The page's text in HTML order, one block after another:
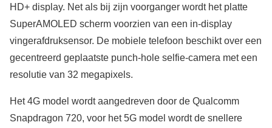
HD+ display. Net als bij zijn voorganger wordt het platte
SuperAMOLED scherm voorzien van een in-display
vingerafdruksensor. De mobiele telefoon beschikt over een
gecentreerd geplaatste punch-hole selfie-camera met een
resolutie van 32 megapixels.
Het 4G model wordt aangedreven door de Qualcomm
Snapdragon 720, voor het 5G model wordt de snellere